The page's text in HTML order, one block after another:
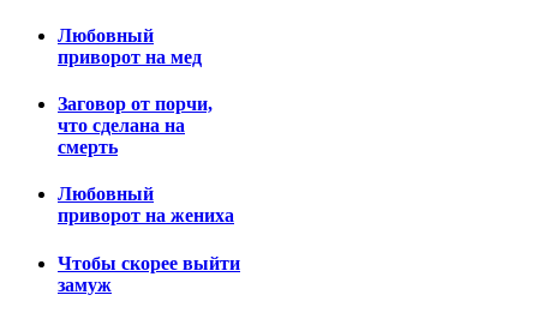
Любовный
приворот на мед
Заговор от порчи,
что сделана на
смерть
Любовный
приворот на жениха
Чтобы скорее выйти
замуж